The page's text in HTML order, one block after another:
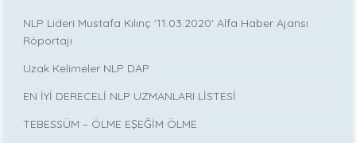
NLP Lideri Mustafa Kılınç '11.03.2020' Alfa Haber Ajansı
Röportajı
Uzak Kelimeler NLP DAP
EN İYİ DERECELİ NLP UZMANLARI LİSTESİ
TEBESSÜM – ÖLME EŞEĞİM ÖLME